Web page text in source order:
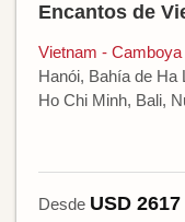
Encantos de
Vietnam -
Hanói, Bahía de Ha
Ho Chi Minh, Bali,
Desde USD 2617